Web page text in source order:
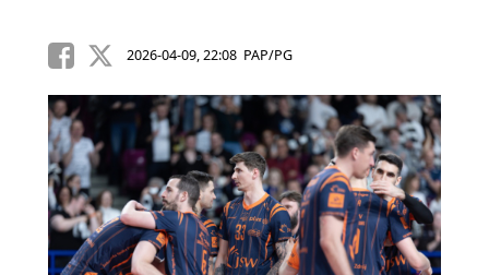
2026-04-09, 22:08 PAP/PG